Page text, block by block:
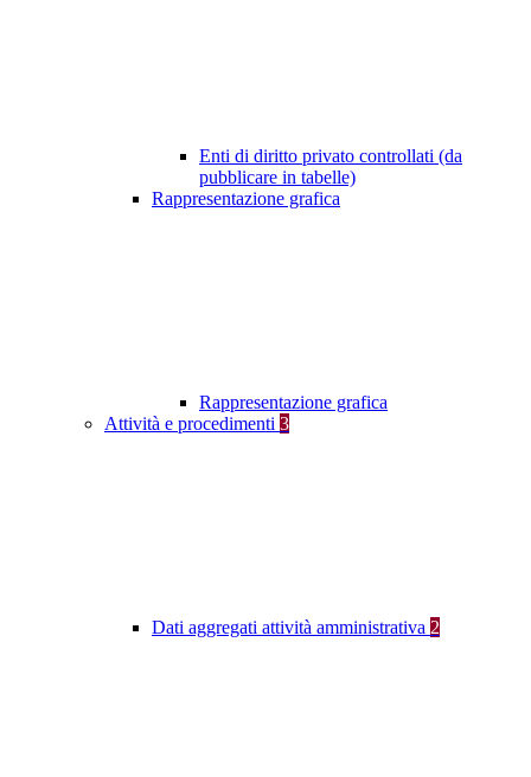
Enti di diritto privato controllati (da
pubblicare in tabelle)
Rappresentazione grafica
Rappresentazione grafica
Attività e procedimenti 3
Dati aggregati attività amministrativa 2